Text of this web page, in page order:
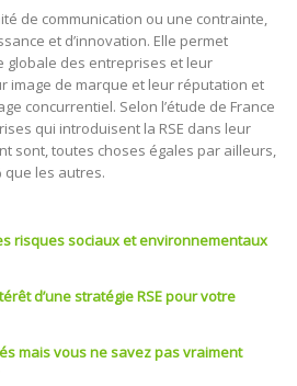
de communication ou une contrainte,
et d’innovation. Elle permet
globale des entreprises et leur
image de marque et leur réputation et
concurrentiel. Selon l’étude de France
qui introduisent la RSE dans leur
sont, toutes choses égales par ailleurs,
que les autres.
risques sociaux et environnementaux
d’une stratégie RSE pour votre
mais vous ne savez pas vraiment